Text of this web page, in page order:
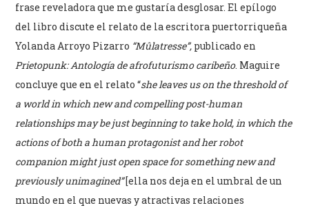
frase reveladora que me gustaría desglosar. El epílogo
del libro discute el relato de la escritora puertorriqueña
Yolanda Arroyo Pizarro “Mûlatresse”, publicado en
Prietopunk: Antología de afrofuturismo caribeño. Maguire
concluye que en el relato “she leaves us on the threshold of
a world in which new and compelling post-human
relationships may be just beginning to take hold, in which the
actions of both a human protagonist and her robot
companion might just open space for something new and
previously unimagined”[ella nos deja en el umbral de un
mundo en el que nuevas y atractivas relaciones